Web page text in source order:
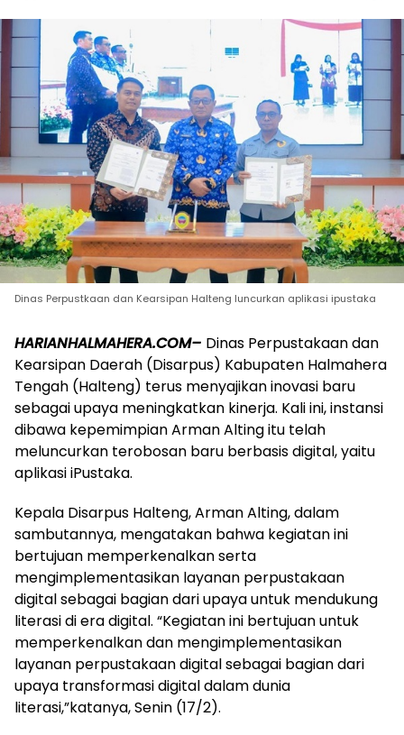
Dinas Perpustkaan dan Kearsipan Halteng luncurkan aplikasi ipustaka
HARIANHALMAHERA.COM– Dinas Perpustakaan dan
Kearsipan Daerah (Disarpus) Kabupaten Halmahera
Tengah (Halteng) terus menyajikan inovasi baru
sebagai upaya meningkatkan kinerja. Kali ini, instansi
dibawa kepemimpian Arman Alting itu telah
meluncurkan terobosan baru berbasis digital, yaitu
aplikasi iPustaka.
Kepala Disarpus Halteng, Arman Alting, dalam
sambutannya, mengatakan bahwa kegiatan ini
bertujuan memperkenalkan serta
mengimplementasikan layanan perpustakaan
digital sebagai bagian dari upaya untuk mendukung
literasi di era digital. “Kegiatan ini bertujuan untuk
memperkenalkan dan mengimplementasikan
layanan perpustakaan digital sebagai bagian dari
upaya transformasi digital dalam dunia
literasi,”katanya, Senin (17/2).